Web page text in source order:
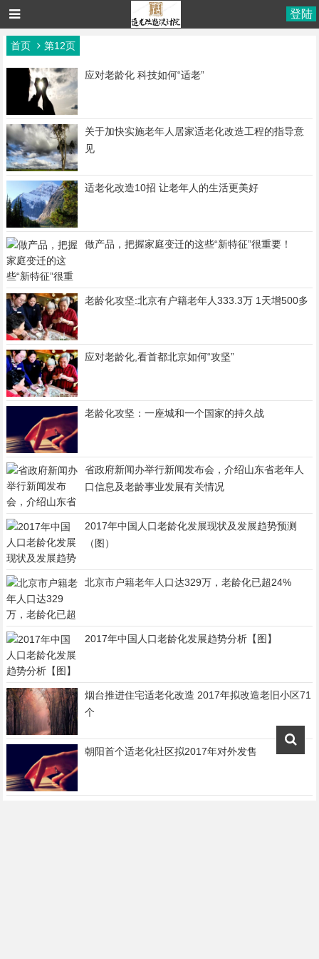
登陆
首页 第12页
应对老龄化 科技如何“适老”
关于加快实施老年人居家适老化改造工程的指导意
见
适老化改造10招 让老年人的生活更美好
做产品，把握家庭变迁的这些“新特征”很重要！
老龄化攻坚:北京有户籍老年人333.3万 1天增500多
应对老龄化,看首都北京如何“攻坚”
老龄化攻坚：一座城和一个国家的持久战
省政府新闻办举行新闻发布会，介绍山东省老年人
口信息及老龄事业发展有关情况
2017年中国人口老龄化发展现状及发展趋势预测
（图）
北京市户籍老年人口达329万，老龄化已超24%
2017年中国人口老龄化发展趋势分析【图】
烟台推进住宅适老化改造 2017年拟改造老旧小区71
个
朝阳首个适老化社区拟2017年对外发售